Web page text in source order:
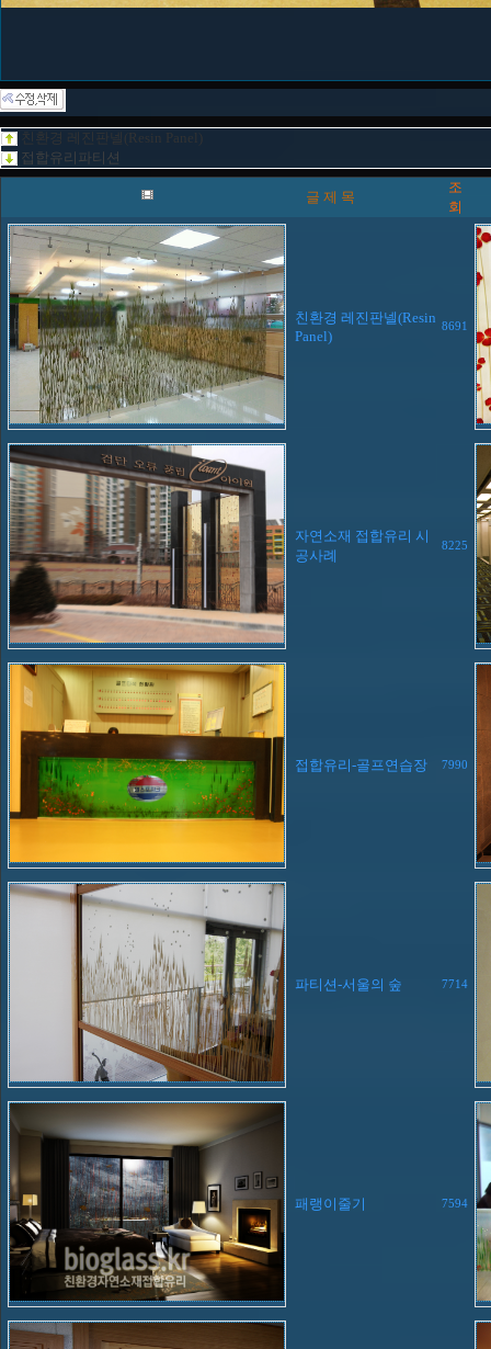
친환경 레진판넬(Resin Panel)
접합유리파티션
글 제 목
조
회
친환경 레진판넬(Resin
Panel)
8691
자연소재 접합유리 시
공사례
8225
접합유리-골프연습장 7990
파티션-서울의 숲 7714
패랭이줄기 7594